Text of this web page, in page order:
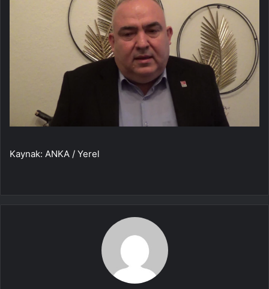
Kaynak: ANKA / Yerel